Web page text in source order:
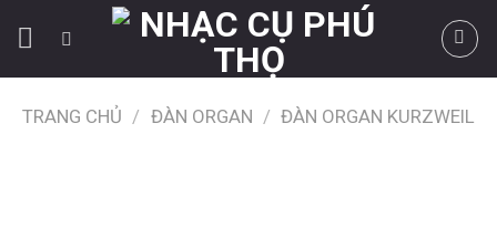
TRANG CHỦ / ĐÀN ORGAN / ĐÀN ORGAN KURZWEIL